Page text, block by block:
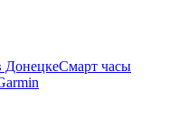
Смарт часы